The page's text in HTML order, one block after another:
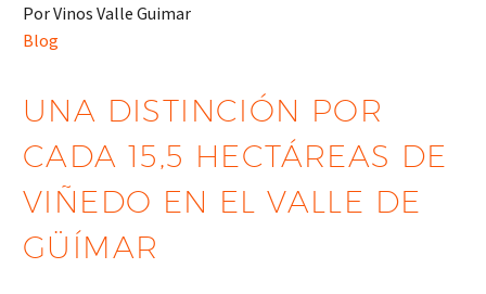
Por Vinos Valle Guimar
Blog
UNA DISTINCIÓN POR
CADA 15,5 HECTÁREAS DE
VIÑEDO EN EL VALLE DE
GÜÍMAR